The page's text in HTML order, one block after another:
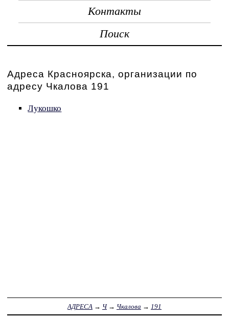
Контакты
Поиск
Адреса Красноярска, организации по
адресу Чкалова 191
Лукошко
АДРЕСА → Ч→ Чкалова → 191